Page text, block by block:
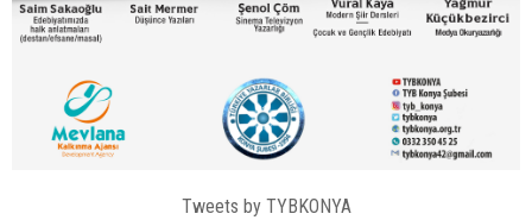
Tweets by TYBKONYA